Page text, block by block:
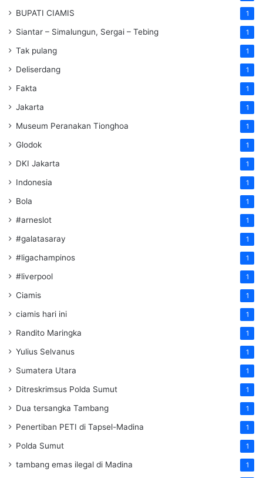
BUPATI CIAMIS 1
Siantar – Simalungun, Sergai – Tebing 1
Tak pulang 1
Deliserdang 1
Fakta 1
Jakarta 1
Museum Peranakan Tionghoa 1
Glodok 1
DKI Jakarta 1
Indonesia 1
Bola 1
#arneslot 1
#galatasaray 1
#ligachampinos 1
#liverpool 1
Ciamis 1
ciamis hari ini 1
Randito Maringka 1
Yulius Selvanus 1
Sumatera Utara 1
Ditreskrimsus Polda Sumut 1
Dua tersangka Tambang 1
Penertiban PETI di Tapsel-Madina 1
Polda Sumut 1
tambang emas ilegal di Madina 1